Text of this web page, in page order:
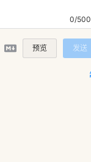
0/500
预览 发送